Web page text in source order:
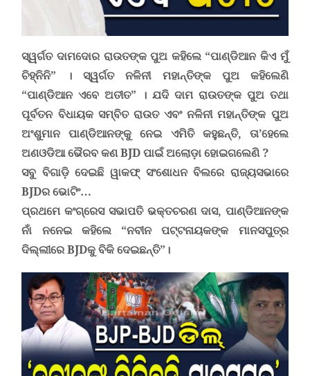
ସ୍ୱର୍ଗତ ଦାମଦୋର ରାଉତଙ୍କ ପୁଅ କହିଲେ “ପାଣ୍ଡିଆନ କିଏ ମୁଁ
ଚିହ୍ନିନି” । ସ୍ୱର୍ଗତ ନଳିନୀ ମହାନ୍ତିଙ୍କ ପୁଅ କହିଲେଣି
“ପାଣ୍ଡିଆନ ଏବେ ଅତୀତ” । ଯଦି ଦାମ ରାଉତଙ୍କ ପୁଅ ତଥା
ପୂର୍ବତନ ବିଧାୟକ ସମ୍ବିତ ରାଉତ ଏବଂ ନଳିନୀ ମହାନ୍ତିଙ୍କ ପୁଅ
ଅଂଶୁମାନ ପାଣ୍ଡିଆନଙ୍କୁ ନେଇ ଏମିତି କହୁଛନ୍ତି, ତା’ହେଲେ
ଅଣଓଡିଆ ଭୈରବ କଣBJD ପାଇଁ ଅଲୋଡ଼ା ହୋଇଗଲେଣି ?
ସବୁ ବିଗାଡ଼ି ଦେଇଛି ୱାକଫ୍ ସଂଶୋଧନ ବିଲରେ ରାଜ୍ୟସଭାରେ
BJDର ଭୋଟିଂ…
ପ୍ରଥମେ କଂଗ୍ରେସ ସଭାପତି ଭକ୍ତଚରଣ ଦାସ, ପାଣ୍ଡିଆନଙ୍କ
ନାଁ ନନେଇ କହିଲେ “ନବୀନ ପଟ୍ଟନାୟକଙ୍କ ମାନସପୁତ୍ର
ଦିଲ୍ଲୀରେBJDକୁ ବିକି ଦେଇଛନ୍ତି” ।